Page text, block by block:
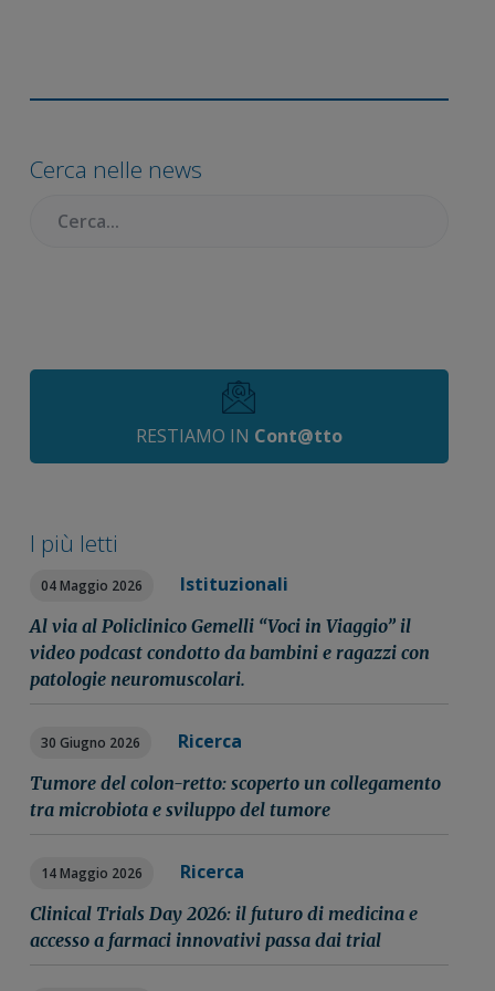
primaria
Cerca nelle news
RESTIAMO IN Cont@tto
I più letti
04 Maggio 2026 Istituzionali
Al via al Policlinico Gemelli “Voci in Viaggio” il
video podcast condotto da bambini e ragazzi con
patologie neuromuscolari.
30 Giugno 2026 Ricerca
Tumore del colon-retto: scoperto un collegamento
tra microbiota e sviluppo del tumore
14 Maggio 2026 Ricerca
Clinical Trials Day 2026: il futuro di medicina e
accesso a farmaci innovativi passa dai trial